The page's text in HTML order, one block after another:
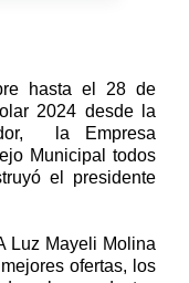
hasta el 28 de
2024 desde la
la Empresa
Municipal todos
el presidente
Luz Mayeli Molina
ofertas, los